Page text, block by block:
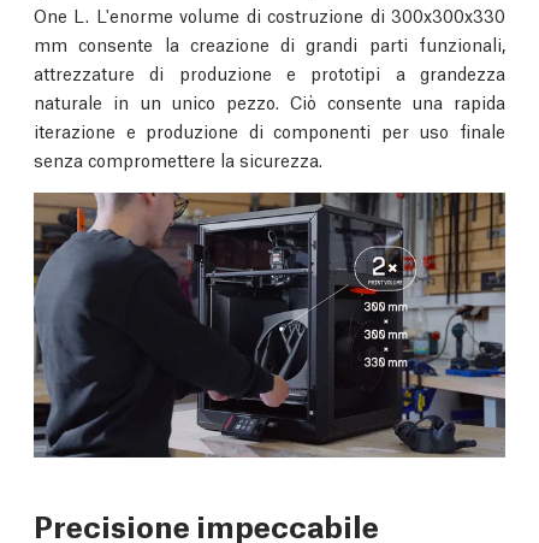
One L. L'enorme volume di costruzione di 300x300x330
mm consente la creazione di grandi parti funzionali,
attrezzature di produzione e prototipi a grandezza
naturale in un unico pezzo. Ciò consente una rapida
iterazione e produzione di componenti per uso finale
senza compromettere la sicurezza.
Precisione impeccabile